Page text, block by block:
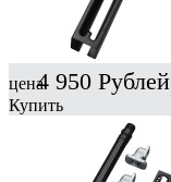
цена4 950 Рублей
Купить